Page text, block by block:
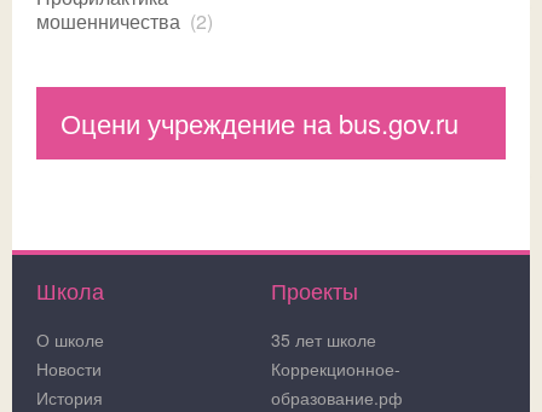
мошенничества (2)
Оцени учреждение на bus.gov.ru
Школа
О школе
Новости
История
Проекты
35 лет школе
Коррекционное-
образование.рф